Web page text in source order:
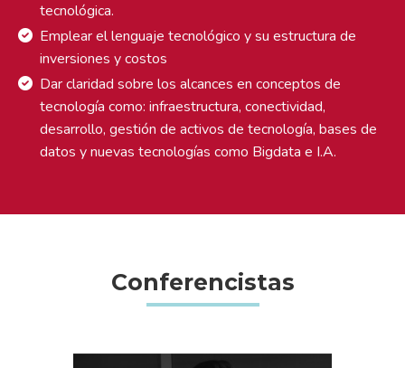
tecnológica.
Emplear el lenguaje tecnológico y su estructura de
inversiones y costos
Dar claridad sobre los alcances en conceptos de
tecnología como: infraestructura, conectividad,
desarrollo, gestión de activos de tecnología, bases de
datos y nuevas tecnologías como Bigdata e I.A.
Conferencistas